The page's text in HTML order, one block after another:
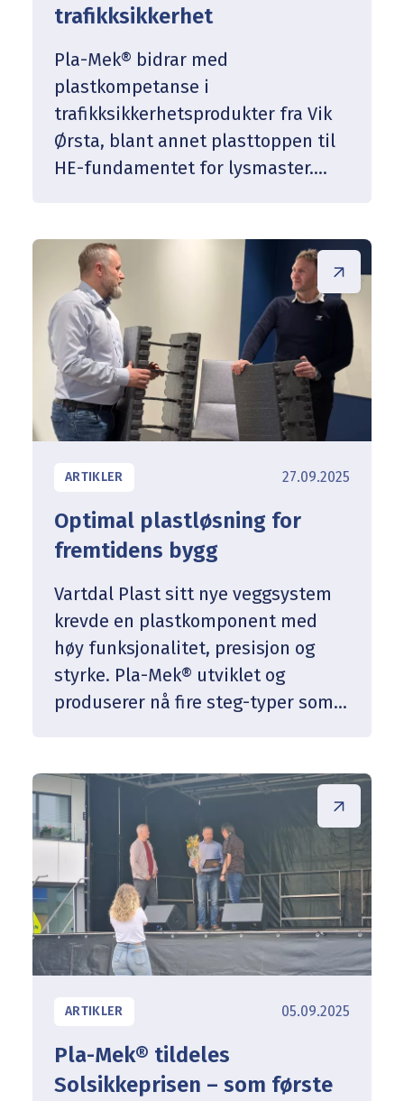
trafikksikkerhet
Pla-Mek® bidrar med
plastkompetanse i
trafikksikkerhetsprodukter fra Vik
Ørsta, blant annet plasttoppen til
HE-fundamentet for lysmaster.
redusere skade. Samarbeidet
mellom Pla-Mek® og Vik Ørsta viser
hvordan teknisk innsikt og
tverrfaglig samarbeid gir tryggere
løsninger langs norske veier.
ARTIKLER 27.09.2025
Optimal plastløsning for
fremtidens bygg
Vartdal Plast sitt nye veggsystem
krevde en plastkomponent med
høy funksjonalitet, presisjon og
styrke. Pla-Mek® utviklet og
produserer nå fire steg-typer som
og tilpasset helautomatisk
produksjon.
ARTIKLER 05.09.2025
Pla-Mek® tildeles
Solsikkeprisen – som første